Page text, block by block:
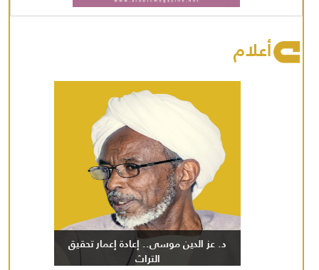
أعلام
د. عز الدين موسى.. إعادة إعمار تحقيق
التراث